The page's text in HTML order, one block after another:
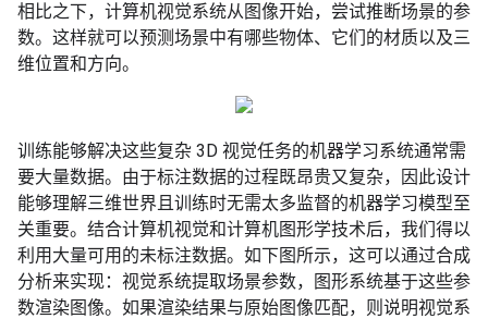
相比之下，计算机视觉系统从图像开始，尝试推断场景的参
数。这样就可以预测场景中有哪些物体、它们的材质以及三
维位置和方向。
训练能够解决这些复杂 3D 视觉任务的机器学习系统通常需
要大量数据。由于标注数据的过程既昂贵又复杂，因此设计
能够理解三维世界且训练时无需太多监督的机器学习模型至
关重要。结合计算机视觉和计算机图形学技术后，我们得以
利用大量可用的未标注数据。如下图所示，这可以通过合成
分析来实现：视觉系统提取场景参数，图形系统基于这些参
数渲染图像。如果渲染结果与原始图像匹配，则说明视觉系